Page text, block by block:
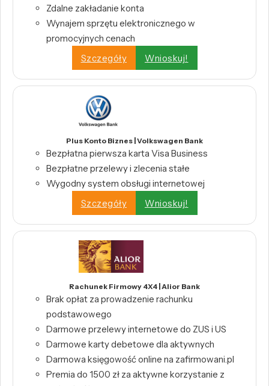
Zdalne zakładanie konta
Wynajem sprzętu elektronicznego w
promocyjnych cenach
Szczegóły
Wnioskuj!
Plus Konto Biznes | Volkswagen Bank
Bezpłatna pierwsza karta Visa Business
Bezpłatne przelewy i zlecenia stałe
Wygodny system obsługi internetowej
Szczegóły
Wnioskuj!
Rachunek Firmowy 4X4 | Alior Bank
Brak opłat za prowadzenie rachunku
podstawowego
Darmowe przelewy internetowe do ZUS i US
Darmowe karty debetowe dla aktywnych
Darmowa księgowość online na zafirmowani.pl
Premia do 1500 zł za aktywne korzystanie z